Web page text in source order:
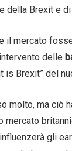
della Brexit e
il mercato
delle
is Brexit” del
molto, ma ciò
gli